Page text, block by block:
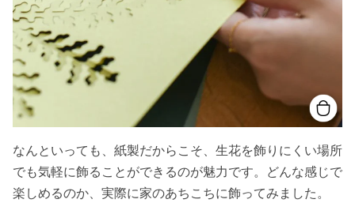
なんといっても、紙製だからこそ、生花を飾りにくい場所
でも気軽に飾ることができるのが魅力です。どんな感じで
楽しめるのか、実際に家のあちこちに飾ってみました。